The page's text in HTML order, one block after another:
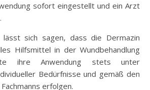
sofort eingestellt und ein Arzt
lässt sich sagen, dass die Dermazin
Hilfsmittel in der Wundbehandlung
ihre Anwendung stets unter
Bedürfnisse und gemäß den
erfolgen.